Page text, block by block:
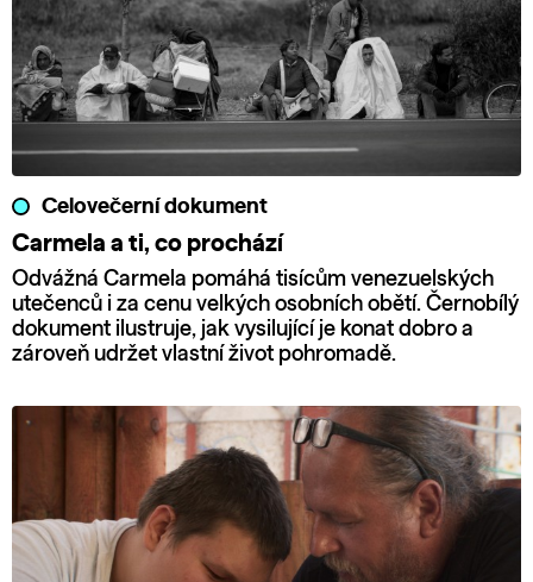
Celovečerní dokument
Carmela a ti, co prochází
Odvážná Carmela pomáhá tisícům venezuelských
utečenců i za cenu velkých osobních obětí. Černobílý
dokument ilustruje, jak vysilující je konat dobro a
zároveň udržet vlastní život pohromadě.